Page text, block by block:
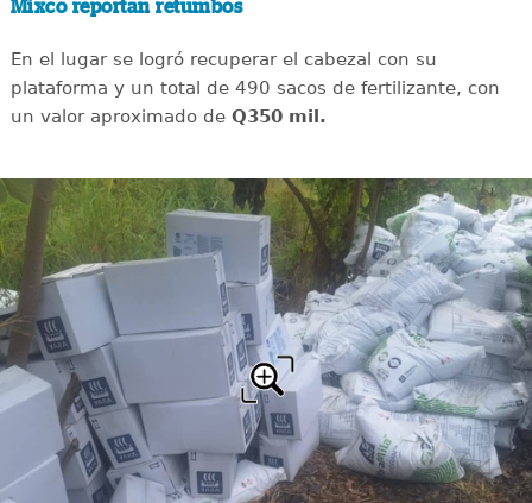
Mixco reportan retumbos
En el lugar se logró recuperar el cabezal con su
plataforma y un total de 490 sacos de fertilizante, con
un valor aproximado de Q350 mil.